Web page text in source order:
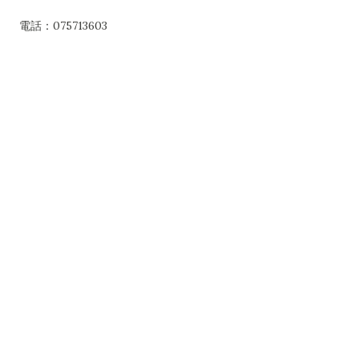
電話：075713603